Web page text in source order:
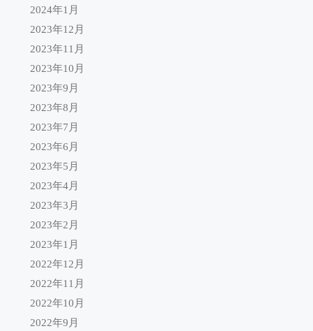
2024年1月
2023年12月
2023年11月
2023年10月
2023年9月
2023年8月
2023年7月
2023年6月
2023年5月
2023年4月
2023年3月
2023年2月
2023年1月
2022年12月
2022年11月
2022年10月
2022年9月